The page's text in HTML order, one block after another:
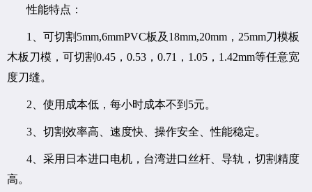
性能特点：
1、可切割5mm,6mmPVC板及18mm,20mm，25mm刀模板
木板刀模，可切割0.45，0.53，0.71，1.05，1.42mm等任意宽
度刀缝。
2、使用成本低，每小时成本不到5元。
3、切割效率高、速度快、操作安全、性能稳定。
4、采用日本进口电机，台湾进口丝杆、导轨，切割精度
高。